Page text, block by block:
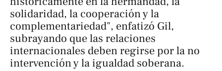
solidaridad, la cooperación y la
complementariedad", enfatizó Gil,
subrayando que las relaciones
internacionales deben regirse por la no
intervención y la igualdad soberana.